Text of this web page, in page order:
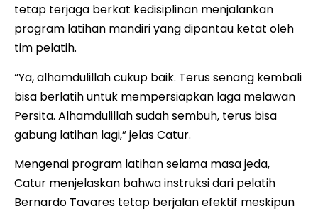
tetap terjaga berkat kedisiplinan menjalankan
program latihan mandiri yang dipantau ketat oleh
tim pelatih.
“Ya, alhamdulillah cukup baik. Terus senang kembali
bisa berlatih untuk mempersiapkan laga melawan
Persita. Alhamdulillah sudah sembuh, terus bisa
gabung latihan lagi,” jelas Catur.
Mengenai program latihan selama masa jeda,
Catur menjelaskan bahwa instruksi dari pelatih
Bernardo Tavares tetap berjalan efektif meskipun